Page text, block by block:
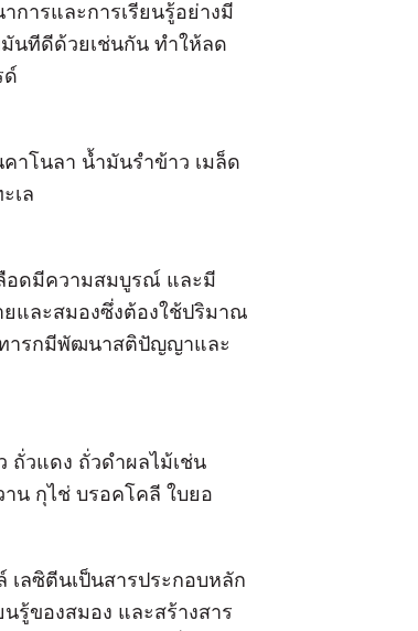
ารและการเรียนรู้อย่างมี
นทีดีด้วยเช่นกัน ทำให้ลด
ด์
โนลา น้ำมันรำข้าว เมล็ด
เล
ลือดมีความสมบูรณ์ และมี
ยและสมองซึ่งต้องใช้ปริมาณ
ทารกมีพัฒนาสติปัญญาและ
ถั่วแดง ถั่วดำผลไม้เช่น
น กุไช่ บรอคโคลี ใบยอ
เลซิตีนเป็นสารประกอบหลัก
รู้ของสมอง และสร้างสาร